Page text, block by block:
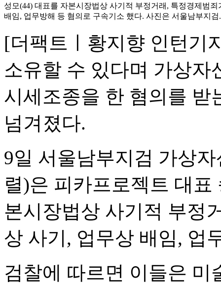
성모(44) 대표를 자본시장법상 사기적 부정거래, 특정경제범
배임, 업무방해 등 혐의로 구속기소 했다. 사진은 서울남부지
[더팩트ㅣ황지향 인턴기
소유할 수 있다며 가상자
시세조종을 한 혐의를 받
넘겨졌다.
9일 서울남부지검 가상
렬)은 피카프로젝트 대표
본시장법상 사기적 부정
상 사기, 업무상 배임, 업
검찰에 따르면 이들은 미